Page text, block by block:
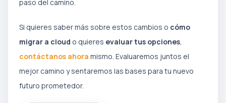
paso del camino.
Si quieres saber más sobre estos cambios o cómo
migrar a cloud o quieres evaluar tus opciones,
contáctanos ahora mismo. Evaluaremos juntos el
mejor camino y sentaremos las bases para tu nuevo
futuro prometedor.